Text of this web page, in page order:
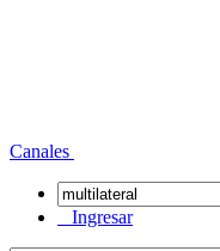
Canales
Ingresar